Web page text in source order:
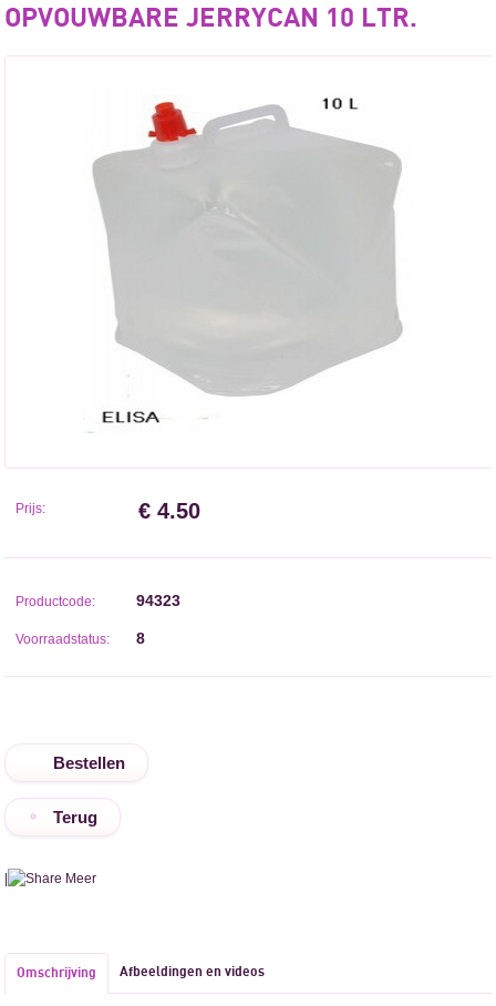
OPVOUWBARE JERRYCAN 10 LTR.
Prijs: € 4.50
Productcode: 94323
Voorraadstatus: 8
Terug
| Meer
Omschrijving Afbeeldingen en videos